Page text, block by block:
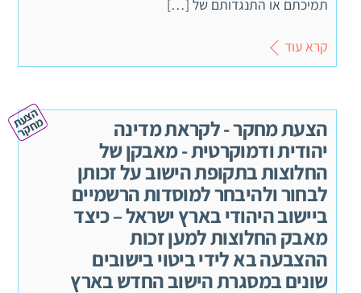
תמיכתם או התנגדותם של […]
קרא עוד
הצעת מחקר - לקראת מדינה
יהודית ודמוקרטית - מאבקן של
החלוצות בתקופת הישוב על זכותן
לבחור ולהיבחר למוסדות הרשמיים
ביישוב היהודי בארץ ישראל – כיצד
מאבק החלוצות למען זכות
ההצבעה בא לידי ביטוי בישובים
שונים במסגרת הישוב החדש בארץ
ה
צ
ע
ת מ
ח
ק
ר